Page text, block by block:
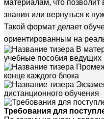
материалам, что
знания или вернуться к
Такой формат делает
ориентированным на
В
учебные пособия
конце каждого блока
дистанционного обучения
Требования для